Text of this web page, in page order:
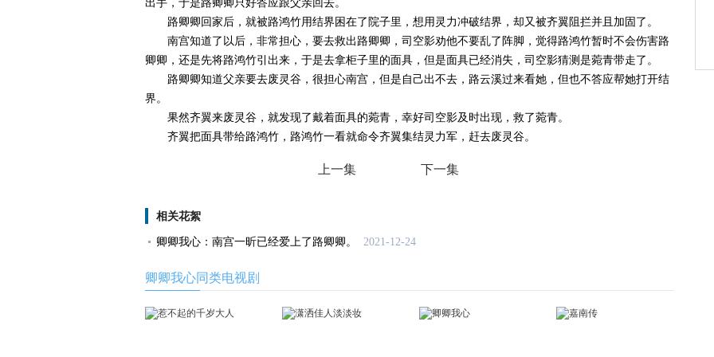
路卿卿回家后，就被路鸿竹用结界困在了院子里，想用灵力冲破结界，却又被齐翼阻拦并且加固了。
南宫知道了以后，非常担心，要去救出路卿卿，司空影劝他不要乱了阵脚，觉得路鸿竹暂时不会伤害路
卿卿，还是先将路鸿竹引出来，于是去拿柜子里的面具，但是面具已经消失，司空影猜测是菀青带走了。
路卿卿知道父亲要去废灵谷，很担心南宫，但是自己出不去，路云溪过来看她，但也不答应帮她打开结
界。
果然齐翼来废灵谷，就发现了戴着面具的菀青，幸好司空影及时出现，救了菀青。
齐翼把面具带给路鸿竹，路鸿竹一看就命令齐翼集结灵力军，赶去废灵谷。
上一集 下一集
相关花絮
卿卿我心：南宫一昕已经爱上了路卿卿。 2021-12-24
卿卿我心同类电视剧